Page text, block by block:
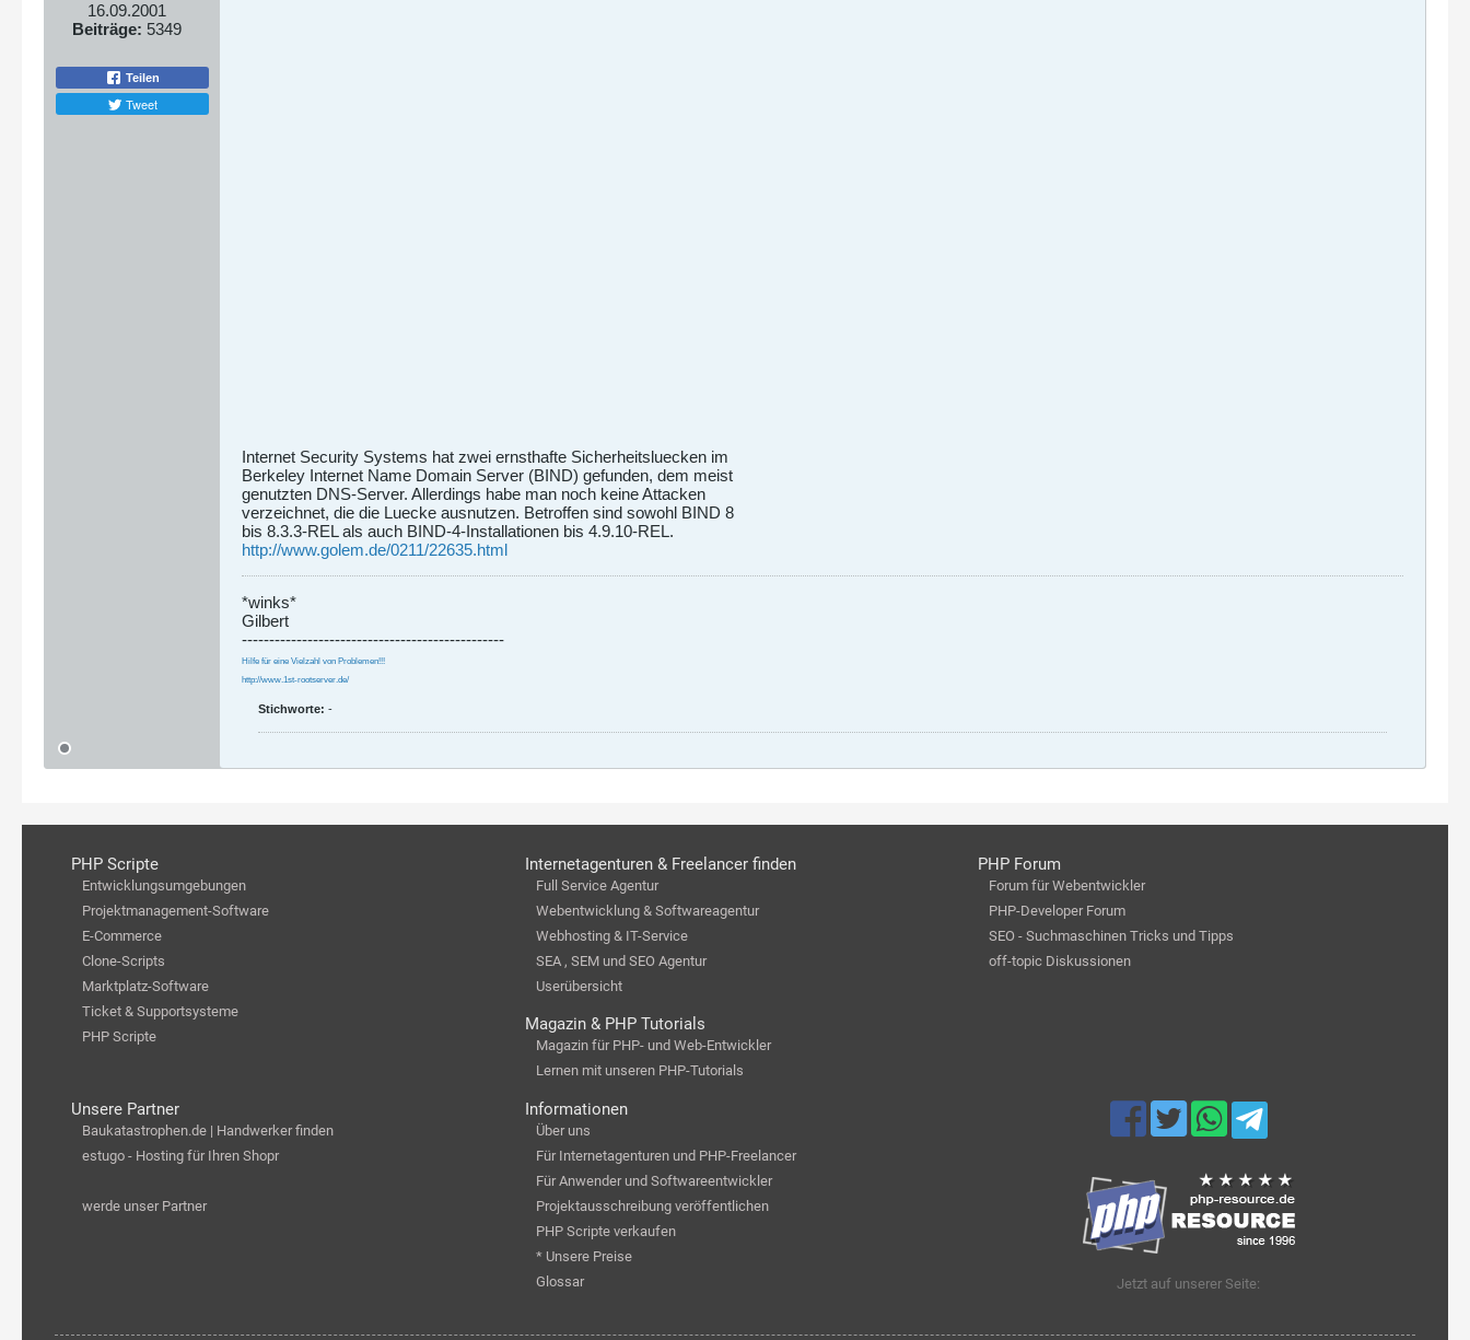
16.09.2001
Beiträge: 5349
Teilen
Tweet
Internet Security Systems hat zwei ernsthafte Sicherheitsluecken im
Berkeley Internet Name Domain Server (BIND) gefunden, dem meist
genutzten DNS-Server. Allerdings habe man noch keine Attacken
verzeichnet, die die Luecke ausnutzen. Betroffen sind sowohl BIND 8
bis 8.3.3-REL als auch BIND-4-Installationen bis 4.9.10-REL.
http://www.golem.de/0211/22635.html
*winks*
Gilbert
------------------------------------------------
Hilfe für eine Vielzahl von Problemen!!!
http://www.1st-rootserver.de/
Stichworte: -
PHP Scripte
Entwicklungsumgebungen
Projektmanagement-Software
E-Commerce
Clone-Scripts
Marktplatz-Software
Ticket & Supportsysteme
PHP Scripte
Internetagenturen & Freelancer finden
Full Service Agentur
Webentwicklung & Softwareagentur
Webhosting & IT-Service
SEA , SEM und SEO Agentur
Userübersicht
Magazin & PHP Tutorials
Magazin für PHP- und Web-Entwickler
Lernen mit unseren PHP-Tutorials
PHP Forum
Forum für Webentwickler
PHP-Developer Forum
SEO - Suchmaschinen Tricks und Tipps
off-topic Diskussionen
Unsere Partner
Baukatastrophen.de | Handwerker finden
estugo - Hosting für Ihren Shopr
werde unser Partner
Informationen
Über uns
Für Internetagenturen und PHP-Freelancer
Für Anwender und Softwareentwickler
Projektausschreibung veröffentlichen
PHP Scripte verkaufen
* Unsere Preise
Glossar
Jetzt auf unserer Seite: